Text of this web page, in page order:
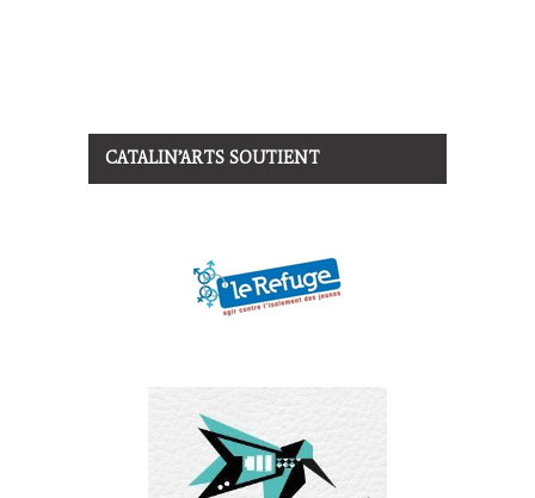
CATALIN’ARTS SOUTIENT